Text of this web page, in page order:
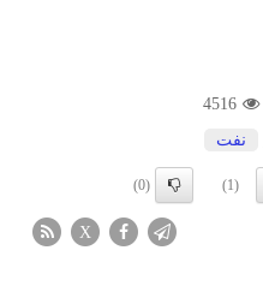
4516
نفت
(1)
(0)
X